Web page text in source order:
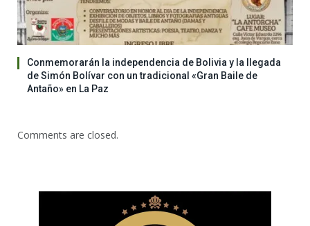
Conmemorarán la independencia de Bolivia y la llegada
de Simón Bolívar con un tradicional «Gran Baile de
Antaño» en La Paz
Comments are closed.